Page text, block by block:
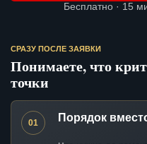
Бесплатно · 15
СРАЗУ ПОСЛЕ ЗАЯВКИ
Понимаете, что
точки
01 Порядок